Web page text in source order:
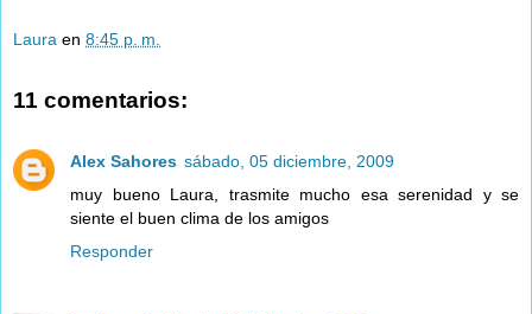
Laura en 8:45 p. m.
11 comentarios:
Alex Sahores sábado, 05 diciembre, 2009
muy bueno Laura, trasmite mucho esa serenidad y se
siente el buen clima de los amigos
Responder